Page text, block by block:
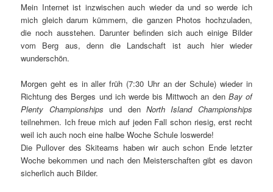
Mein Internet ist inzwischen auch wieder da und so werde ich
mich gleich darum kümmern, die ganzen Photos hochzuladen,
die noch ausstehen. Darunter befinden sich auch einige Bilder
vom Berg aus, denn die Landschaft ist auch hier wieder
wunderschön.
Morgen geht es in aller früh (7:30 Uhr an der Schule) wieder in
Richtung des Berges und ich werde bis Mittwoch an den Bay of
Plenty Championships und den North Island Championships
teilnehmen. Ich freue mich auf jeden Fall schon riesig, erst recht
weil ich auch noch eine halbe Woche Schule loswerde!
Die Pullover des Skiteams haben wir auch schon Ende letzter
Woche bekommen und nach den Meisterschaften gibt es davon
sicherlich auch Bilder.